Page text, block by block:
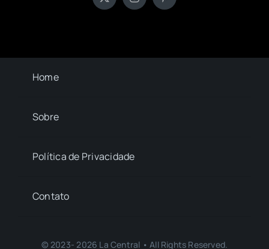
Home
Sobre
Política de Privacidade
Contato
© 2023- 2026 La Central • All Rights Reserved.